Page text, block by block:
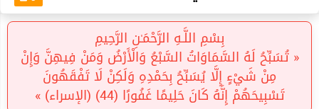
بِسْمِ اللَّـهِ الرَّحْمَـٰنِ الرَّحِيمِ
« تُسَبِّحُ لَهُ السَّمَاوَاتُ السَّبْعُ وَالْأَرْضُ وَمَنْ فِيهِنَّ وَإِنْ
مِنْ شَيْءٍ إِلَّا يُسَبِّحُ بِحَمْدِهِ وَلَكِنْ لَا تَفْقَهُونَ
تَسْبِيحَهُمْ إِنَّهُ كَانَ حَلِيمًا غَفُورًا (44) (الإسراء) »